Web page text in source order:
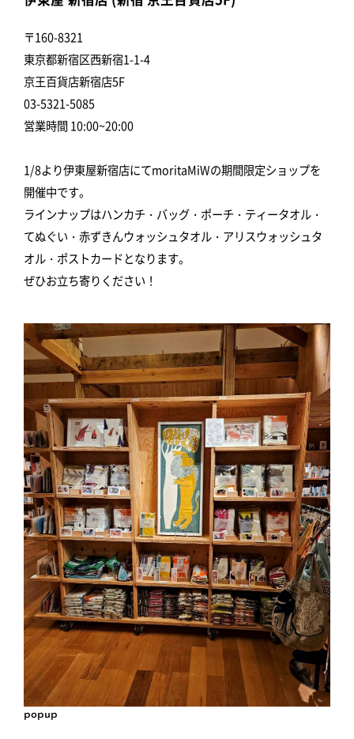
〒160-8321
東京都新宿区西新宿1-1-4
京王百貨店新宿店5F
03-5321-5085
営業時間 10:00~20:00
1/8より伊東屋新宿店にてmoritaMiWの期間限定ショップを
開催中です。
ラインナップはハンカチ・バッグ・ポーチ・ティータオル・
てぬぐい・赤ずきんウォッシュタオル・アリスウォッシュタ
オル・ポストカードとなります。
ぜひお立ち寄りください！
popup